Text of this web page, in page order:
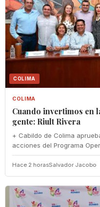
COLIMA
COLIMA
Cuando invertimos en
gente: Riult Rivera
+ Cabildo de Colima
acciones del Programa
Hace 2 horasSalvador Jacobo